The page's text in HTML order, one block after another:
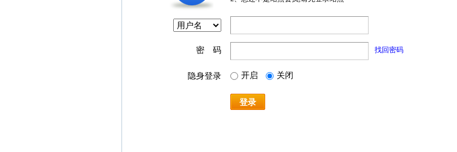
密 码 找回密码
隐身登录 开启 关闭
登录